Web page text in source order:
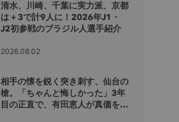
清水、川崎、千葉に実力派、京都
は＋3で計9人に！2026年J1・
J2初参戦のブラジル人選手紹介
2026.08.02
相手の懐を鋭く突き刺す、仙台の
槍。「ちゃんと悔しかった」3年
目の正直で、有田恵人が真価を示